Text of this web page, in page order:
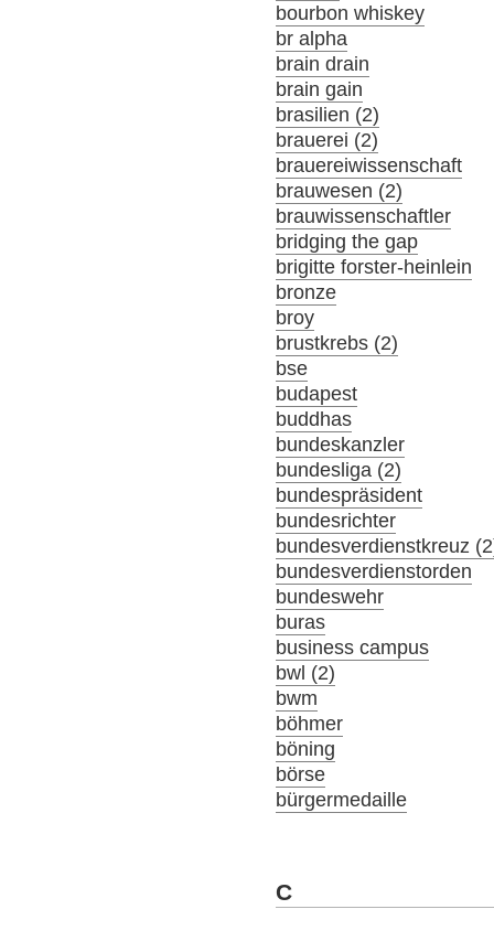
bourbon whiskey
br alpha
brain drain
brain gain
brasilien (2)
brauerei (2)
brauereiwissenschaft
brauwesen (2)
brauwissenschaftler
bridging the gap
brigitte forster-heinlein
bronze
broy
brustkrebs (2)
bse
budapest
buddhas
bundeskanzler
bundesliga (2)
bundespräsident
bundesrichter
bundesverdienstkreuz
bundesverdienstorden
bundeswehr
buras
business campus
bwl (2)
bwm
böhmer
böning
börse
bürgermedaille
C